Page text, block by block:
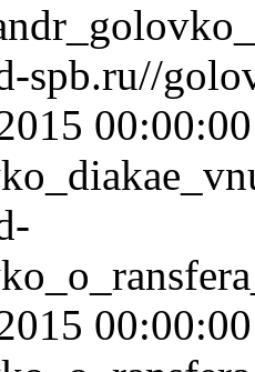
spb.ru//